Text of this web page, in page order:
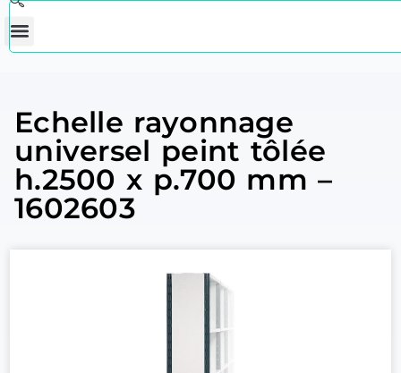
Echelle rayonnage
universel peint tôlée
h.2500 x p.700 mm –
1602603